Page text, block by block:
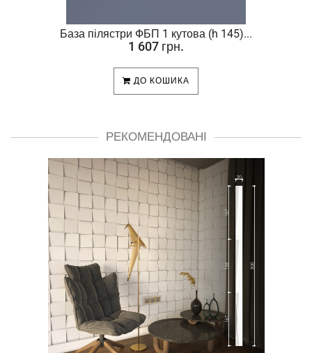
База пілястри ФБП 1 кутова (h 145)...
1 607 грн.
ДО КОШИКА
РЕКОМЕНДОВАНІ